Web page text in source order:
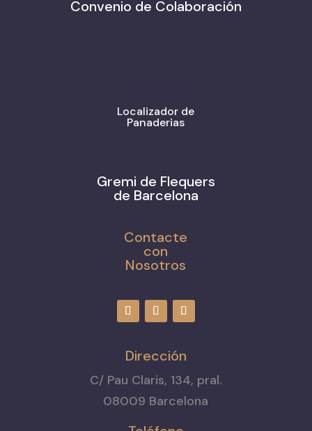
Convenio de Colaboración
Localizador de
Panaderias
Gremi de Flequers
de Barcelona
Contacte
con
Nosotros
Dirección
C/ Pau Claris, 134, pral.
08009 Barcelona